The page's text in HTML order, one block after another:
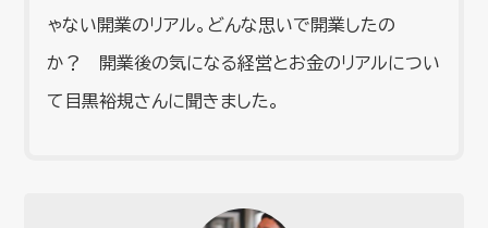
ゃない開業のリアル。どんな思いで開業したの
か？ 開業後の気になる経営とお金のリアルについ
て目黒裕規さんに聞きました。